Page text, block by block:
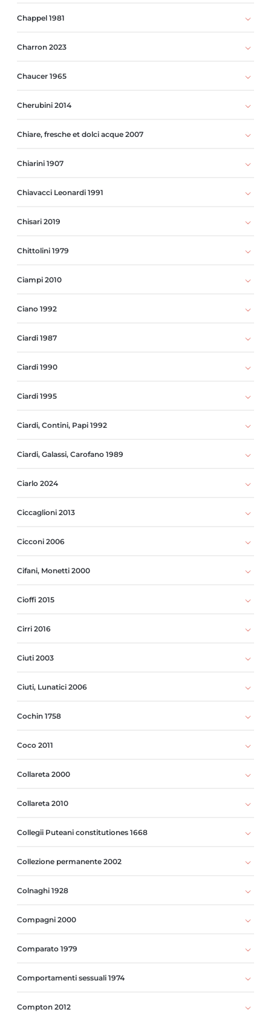
Chappel 1981
Charron 2023
Chaucer 1965
Cherubini 2014
Chiare, fresche et dolci acque 2007
Chiarini 1907
Chiavacci Leonardi 1991
Chisari 2019
Chittolini 1979
Ciampi 2010
Ciano 1992
Ciardi 1987
Ciardi 1990
Ciardi 1995
Ciardi, Contini, Papi 1992
Ciardi, Galassi, Carofano 1989
Ciarlo 2024
Ciccaglioni 2013
Cicconi 2006
Cifani, Monetti 2000
Cioffi 2015
Cirri 2016
Ciuti 2003
Ciuti, Lunatici 2006
Cochin 1758
Coco 2011
Collareta 2000
Collareta 2010
Collegii Puteani constitutiones 1668
Collezione permanente 2002
Colnaghi 1928
Compagni 2000
Comparato 1979
Comportamenti sessuali 1974
Compton 2012